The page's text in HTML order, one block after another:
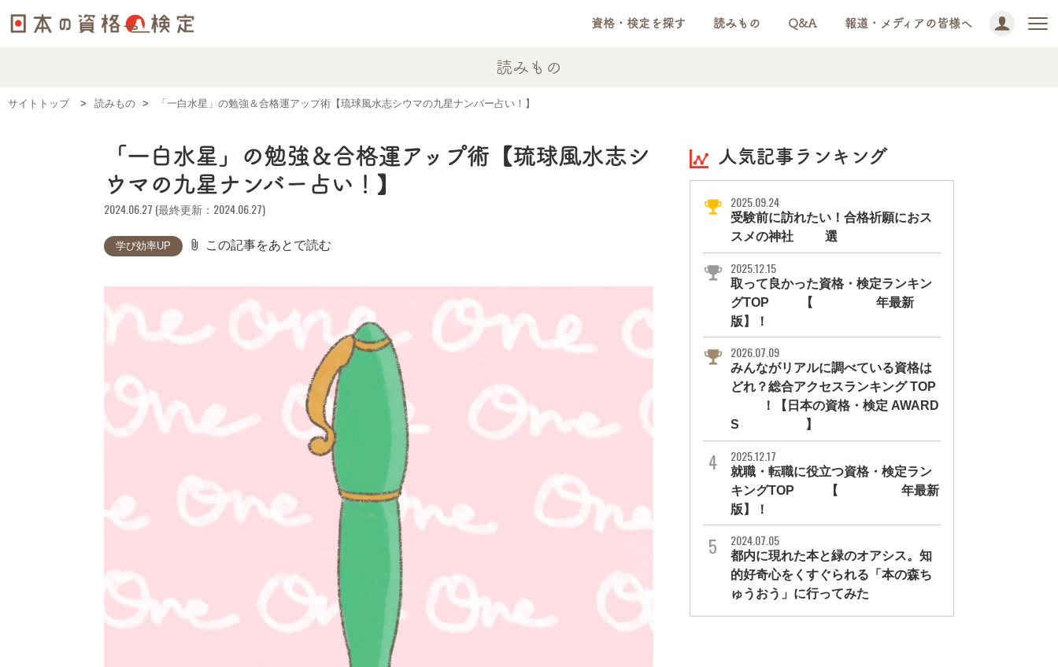
資格・検定を探す 読みもの Q&A 報道・メディアの皆様へ
読みもの
サイトトップ 読みもの 「一白水星」の勉強＆合格運アップ術【琉球風水志シウマの九星ナンバー占い！】
「一白水星」の勉強＆合格運アップ術【琉球風水志シ
ウマの九星ナンバー占い！】
2024.06.27 (最終更新：2024.06.27)
学び効率UP attach_file この記事をあとで読む
人気記事ランキング
2025.09.24
受験前に訪れたい！合格祈願におス
スメの神社11選
2025.12.15
取って良かった資格・検定ランキン
グTOP10【2026年最新
版】！
2026.07.09
みんながリアルに調べている資格は
どれ？総合アクセスランキング TOP
10！【日本の資格・検定 AWARD
S 2026】
2025.12.17
就職・転職に役立つ資格・検定ラン
キングTOP30【2026年最新
版】！
2024.07.05
都内に現れた本と緑のオアシス。知
的好奇心をくすぐられる「本の森ち
ゅうおう」に行ってみた